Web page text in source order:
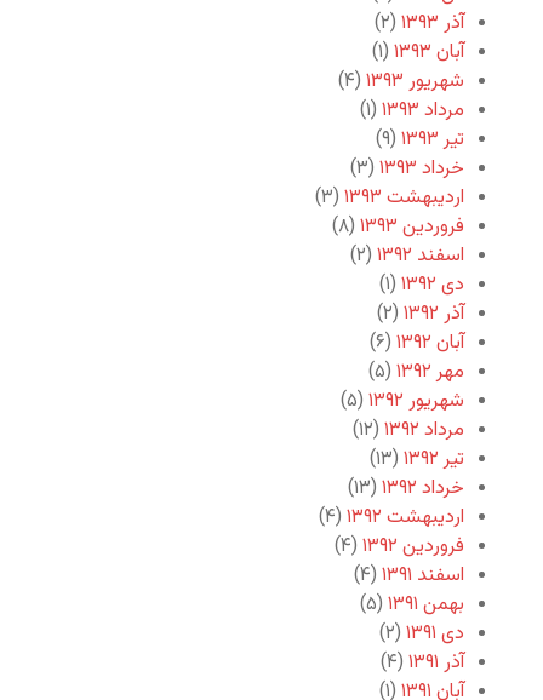
آذر ۱۳۹۳
(۲)
آبان ۱۳۹۳
(۱)
شهریور ۱۳۹۳
(۴)
مرداد ۱۳۹۳
(۱)
تیر ۱۳۹۳
(۹)
خرداد ۱۳۹۳
(۳)
اردیبهشت ۱۳۹۳
(۳)
فروردین ۱۳۹۳
(۸)
اسفند ۱۳۹۲
(۲)
دی ۱۳۹۲
(۱)
آذر ۱۳۹۲
(۲)
آبان ۱۳۹۲
(۶)
مهر ۱۳۹۲
(۵)
شهریور ۱۳۹۲
(۵)
مرداد ۱۳۹۲
(۱۲)
تیر ۱۳۹۲
(۱۳)
خرداد ۱۳۹۲
(۱۳)
اردیبهشت ۱۳۹۲
(۴)
فروردین ۱۳۹۲
(۴)
اسفند ۱۳۹۱
(۴)
بهمن ۱۳۹۱
(۵)
دی ۱۳۹۱
(۲)
آذر ۱۳۹۱
(۴)
آبان ۱۳۹۱
(۱)